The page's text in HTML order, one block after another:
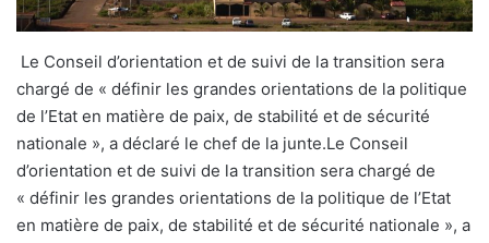
Le Conseil d’orientation et de suivi de la transition sera
chargé de « définir les grandes orientations de la politique
de l’Etat en matière de paix, de stabilité et de sécurité
nationale », a déclaré le chef de la junte.Le Conseil
d’orientation et de suivi de la transition sera chargé de
« définir les grandes orientations de la politique de l’Etat
en matière de paix, de stabilité et de sécurité nationale », a